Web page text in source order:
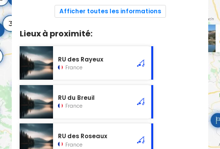
Espèces de
Truite
Afficher toutes les informations
Lieux à proximité:
RU des Rayeux
France
RU du Breuil
France
RU des Roseaux
France